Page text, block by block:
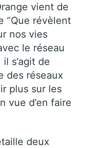
vient de
“Que révèlent
nos vies
le réseau
il s’agit de
des réseaux
plus sur les
vue d’en faire
deux